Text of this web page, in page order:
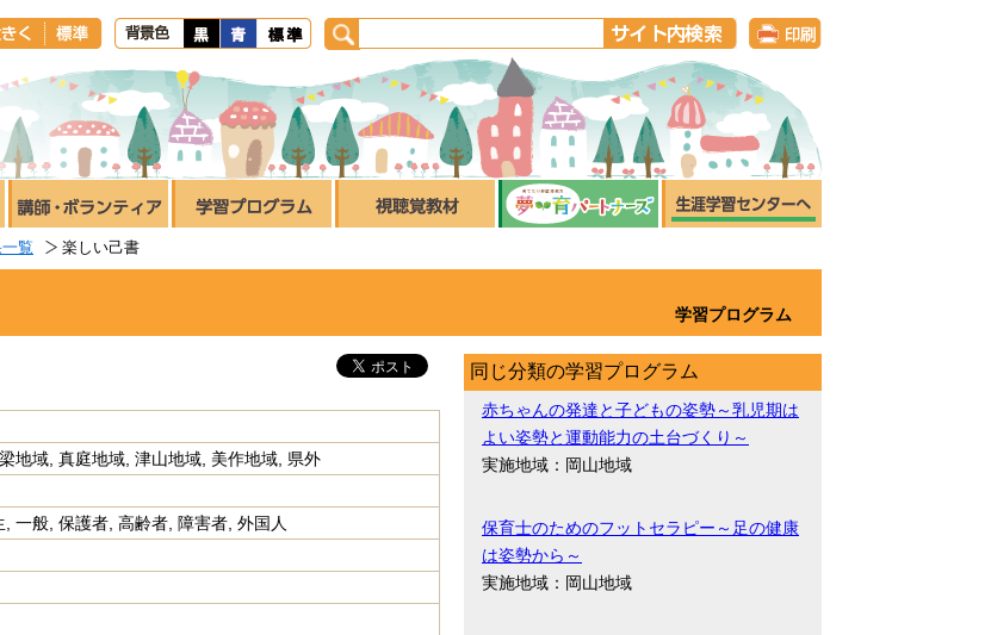
覧 楽しい己書
学習プログラム
地域, 真庭地域, 津山地域, 美作地域, 県外
一般, 保護者, 高齢者, 障害者, 外国人
同じ分類の学習プログラム
赤ちゃんの発達と子どもの姿勢～乳児期は
よい姿勢と運動能力の土台づくり～
実施地域：岡山地域
保育士のためのフットセラピー～足の健康
は姿勢から～
実施地域：岡山地域